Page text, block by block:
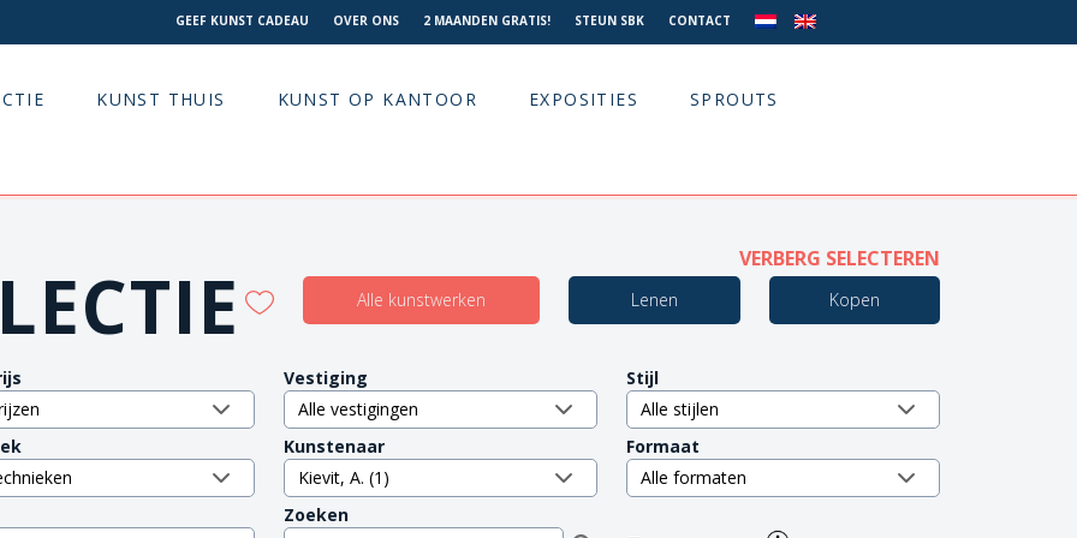
GEEF KUNST CADEAU OVER ONS 2 MAANDEN GRATIS! STEUN SBK CONTACT
KUNST THUIS KUNST OP KANTOOR EXPOSITIES SPROUTS
VERBERG SELECTEREN
Alle kunstwerken Lenen Kopen
Vestiging Stijl
Kunstenaar Formaat
Zoeken